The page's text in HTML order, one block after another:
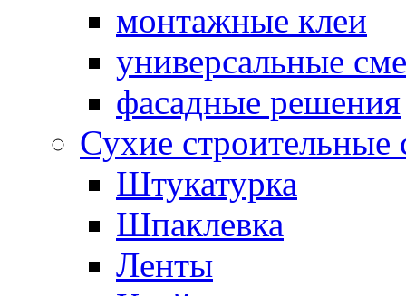
монтажные клеи
универсальные
фасадные решения
Сухие
Штукатурка
Шпаклевка
Ленты